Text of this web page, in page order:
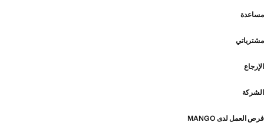
مساعدة
مشترياتي
الإرجاع
الشركة
فرص العمل لدى MANGO